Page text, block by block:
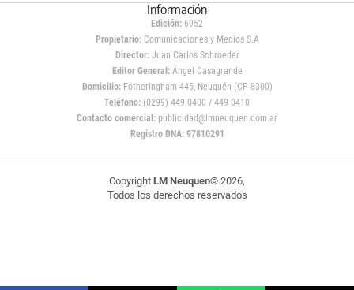
Información
Edición: 6952
Propietario:Comunicaciones y Medios S.A
Director: Juan Carlos Schroeder
Editor General:Ángel Casagrande
Domicilio:Fotheringham 445, Neuquén (CP 8300)
Teléfono: (0299) 449 0400 / 449 0410
Contacto comercial: publicidad@lmneuquen.com.ar
Registro DNA: 97810291
Copyright LM Neuquen© 2026,
Todos los derechos reservados